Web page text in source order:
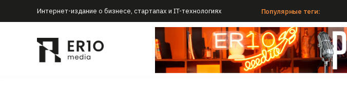
Интернет-издание о бизнесе, стартапах и IT-технологиях Популярные теги: